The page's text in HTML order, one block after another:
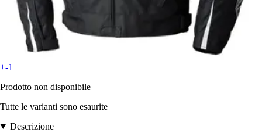
+-1
Prodotto non disponibile
Tutte le varianti sono esaurite
Descrizione